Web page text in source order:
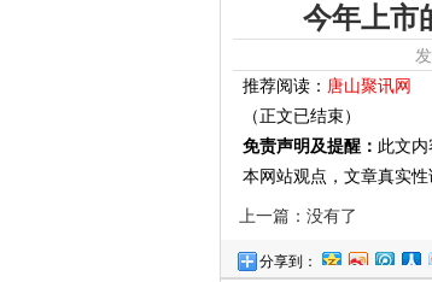
今年上市
推荐阅读： 唐山聚讯网
（正文已结束）
免责声明及提醒： 此文
本网站观点，文章真实
上一篇：没有了
分享到：